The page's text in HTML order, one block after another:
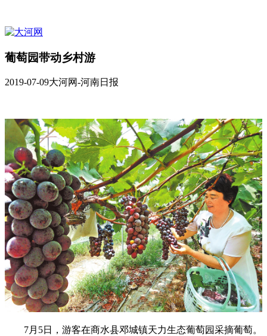
葡萄园带动乡村游
2019-07-09大河网-河南日报
7月5日，游客在商水县邓城镇天力生态葡萄园采摘葡萄。